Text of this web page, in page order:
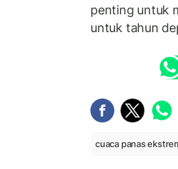
penting untuk
untuk tahun
cuaca panas